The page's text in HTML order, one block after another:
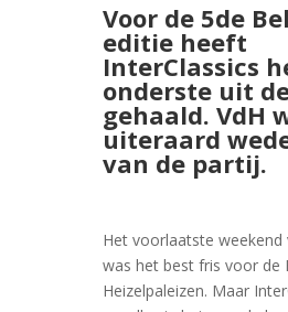
Voor de 5de
editie heeft
InterClassics
onderste uit
gehaald. VdH
uiteraard
van de partij.
Het voorlaatste weekend
was het best fris voor de
Heizelpaleizen. Maar